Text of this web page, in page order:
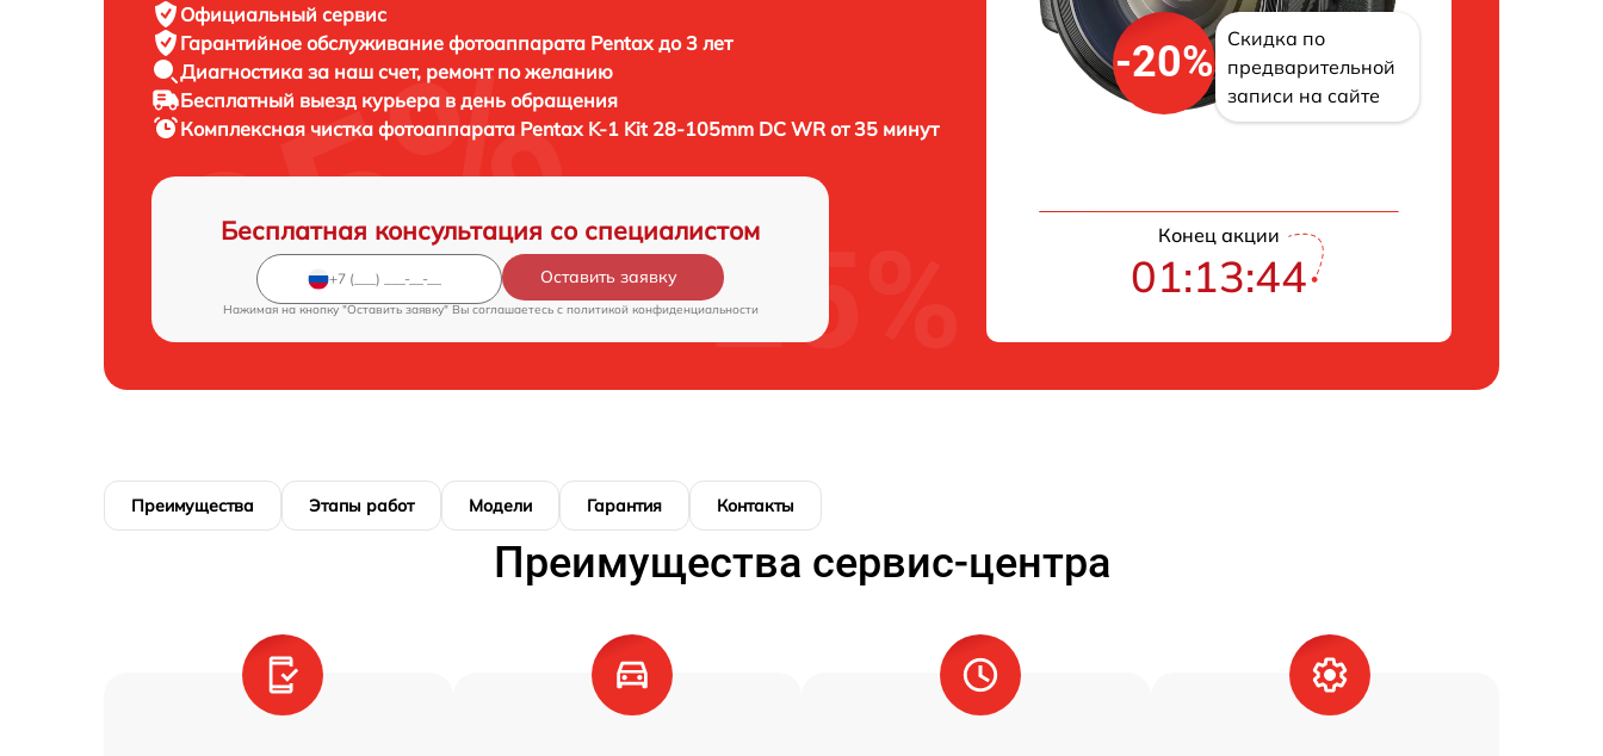
Официальный сервис
Гарантийное обслуживание фотоаппарата Pentax до 3 лет
Диагностика за наш счет, ремонт по желанию
Бесплатный выезд курьера в день обращения
Комплексная чистка фотоаппарата Pentax K-1 Kit 28-105mm DC WR от 35 минут
Бесплатная консультация со специалистом
Оставить заявку
Нажимая на кнопку "Оставить заявку" Вы соглашаетесь c политикой конфиденциальности
-20%
Скидка по
предварительной
записи на сайте
Конец акции
01:13:43
Преимущества Этапы работ Модели Гарантия Контакты
Преимущества сервис-центра